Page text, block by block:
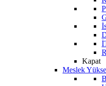
Kapat
Meslek